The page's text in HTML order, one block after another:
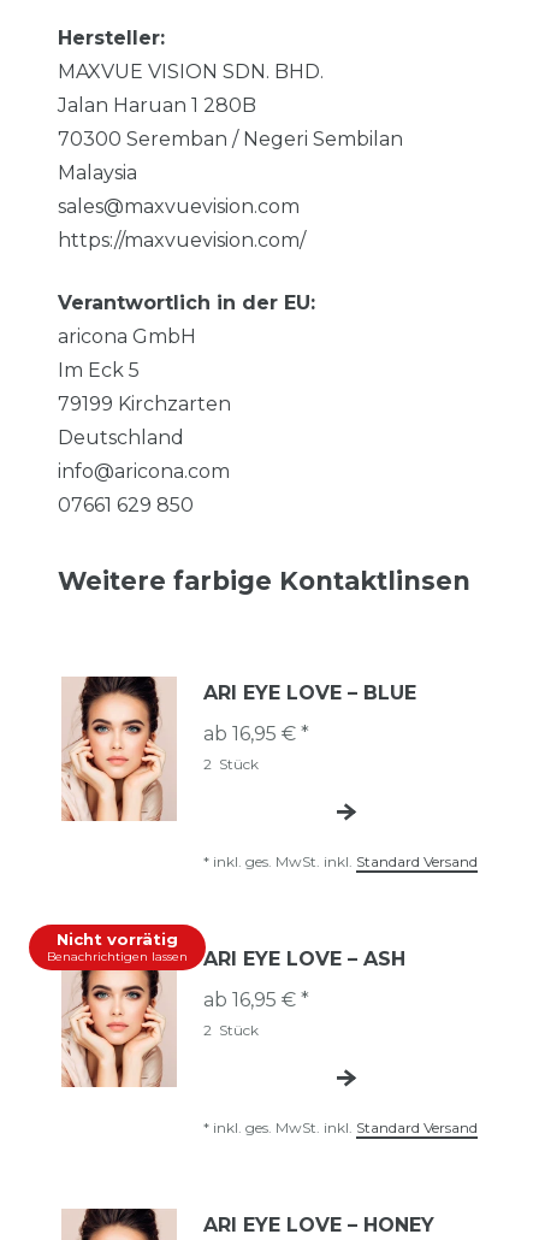
Hersteller:
MAXVUE VISION SDN. BHD.
Jalan Haruan 1 280B
70300 Seremban / Negeri Sembilan
Malaysia
sales@maxvuevision.com
https://maxvuevision.com/
Verantwortlich in der EU:
aricona GmbH
Im Eck 5
79199 Kirchzarten
Deutschland
info@aricona.com
07661 629 850
Weitere farbige Kontaktlinsen
ARI EYE LOVE – BLUE
ab 16,95 € *
2 Stück
* inkl. ges. MwSt. inkl. Standard Versand
Nicht vorrätig
Benachrichtigen lassen
ARI EYE LOVE – ASH
ab 16,95 € *
2 Stück
* inkl. ges. MwSt. inkl. Standard Versand
ARI EYE LOVE – HONEY